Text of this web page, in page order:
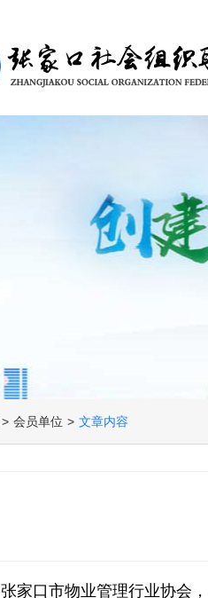
> 会员单位 > 文章内容
张家口市物业管理行业协会